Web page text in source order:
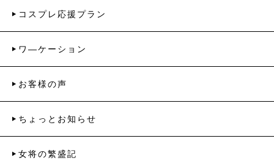
コスプレ応援プラン
ワ―ケーション
お客様の声
ちょっとお知らせ
女将の繁盛記